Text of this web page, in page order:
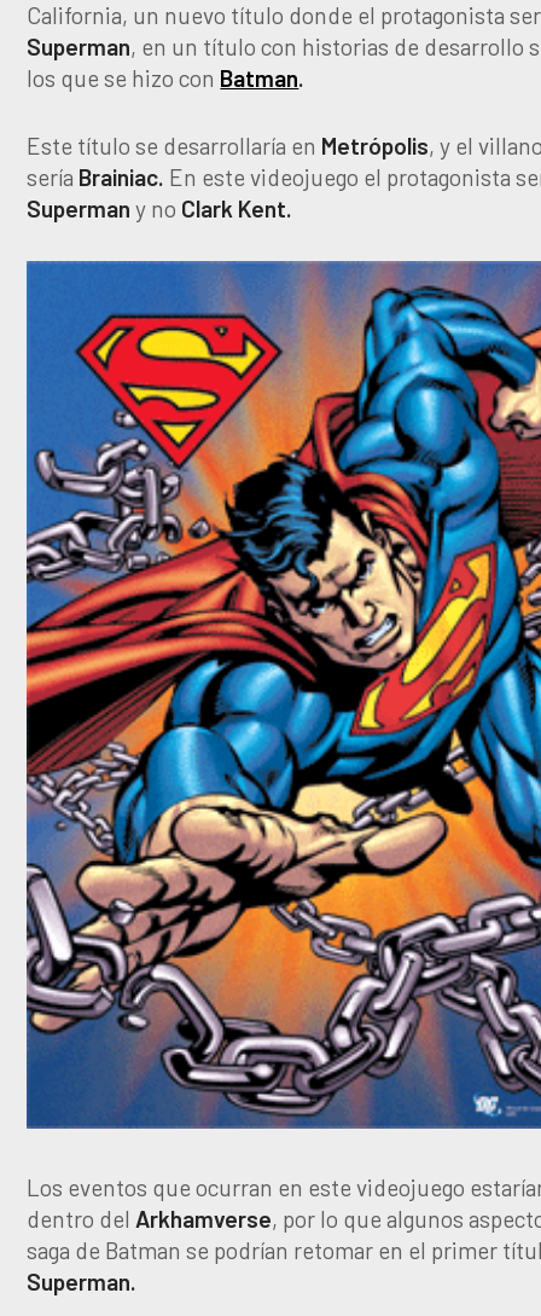
California, un nuevo título donde el protagonista
Superman, en un título con historias de desarrollo
los que se hizo con Batman.
Este título se desarrollaría en Metrópolis, y el
sería Brainiac. En este videojuego el protagonista
Superman y no Clark Kent.
Los eventos que ocurran en este videojuego
dentro del Arkhamverse, por lo que algunos
saga de Batman se podrían retomar en el primer
Superman.